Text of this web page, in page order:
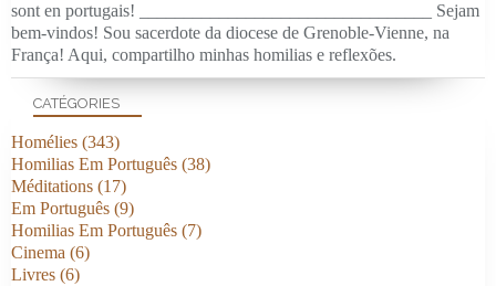
sont en portugais! _________________________________ Sejam
bem-vindos! Sou sacerdote da diocese de Grenoble-Vienne, na
França! Aqui, compartilho minhas homilias e reflexões.
CATÉGORIES
Homélies (343)
Homilias Em Português (38)
Méditations (17)
Em Português (9)
Homilias Em Português (7)
Cinema (6)
Livres (6)